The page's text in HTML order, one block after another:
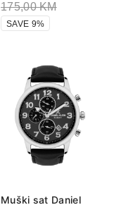
175,00KM
SAVE 9%
Muški sat Daniel